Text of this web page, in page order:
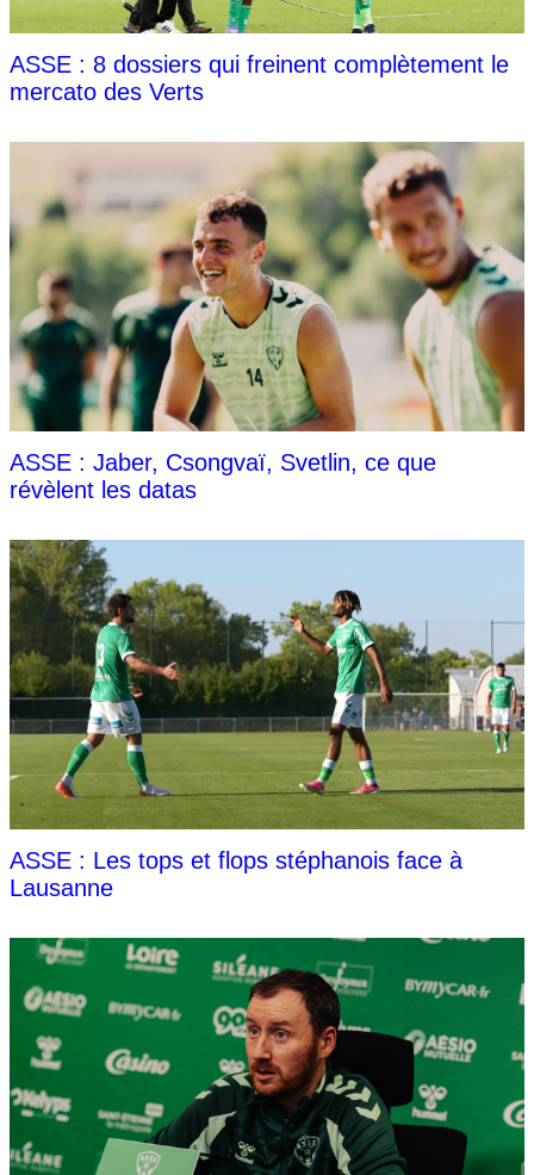
ASSE : 8 dossiers qui freinent complètement le
mercato des Verts
ASSE : Jaber, Csongvaï, Svetlin, ce que
révèlent les datas
ASSE : Les tops et flops stéphanois face à
Lausanne